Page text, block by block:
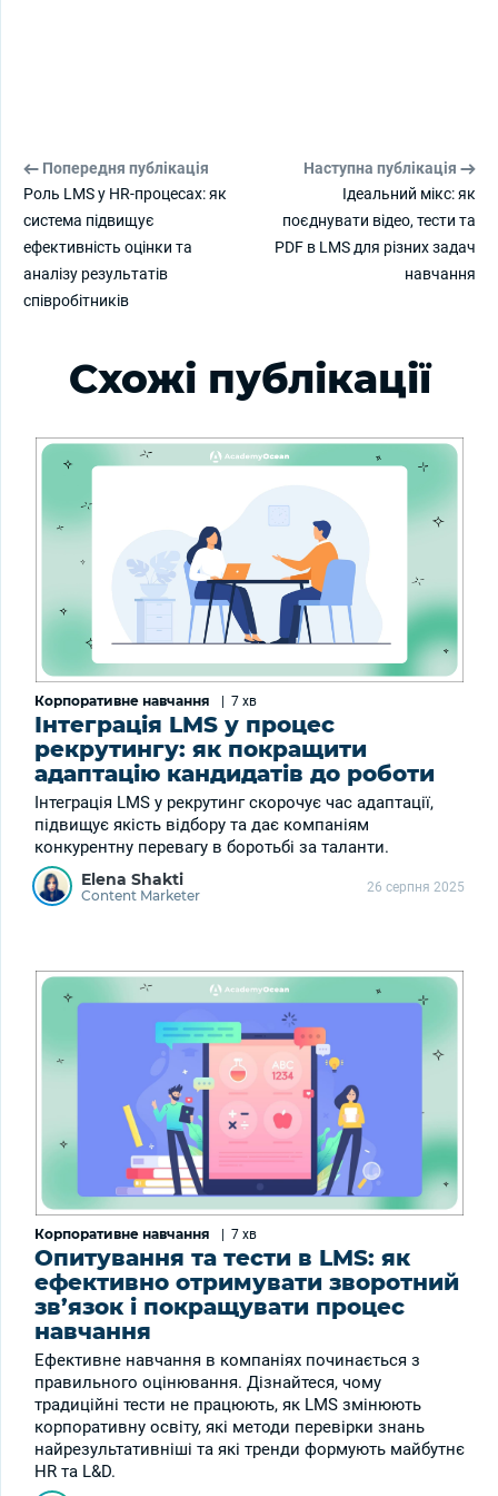
Попередня публікація
Роль LMS у HR-процесах: як
система підвищує
ефективність оцінки та
аналізу результатів
співробітників
Наступна публікація
Ідеальний мікс: як
поєднувати відео, тести та
PDF в LMS для різних задач
навчання
Схожі публікації
Корпоративне навчання 7 хв
Інтеграція LMS у процес
рекрутингу: як покращити
адаптацію кандидатів до роботи
Інтеграція LMS у рекрутинг скорочує час адаптації,
підвищує якість відбору та дає компаніям
конкурентну перевагу в боротьбі за таланти.
Elena Shakti
Content Marketer 26 серпня 2025
Корпоративне навчання 7 хв
Опитування та тести в LMS: як
ефективно отримувати зворотний
зв’язок і покращувати процес
навчання
Ефективне навчання в компаніях починається з
правильного оцінювання. Дізнайтеся, чому
традиційні тести не працюють, як LMS змінюють
корпоративну освіту, які методи перевірки знань
найрезультативніші та які тренди формують майбутнє
HR та L&D.